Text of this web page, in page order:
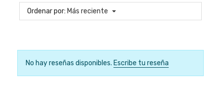
Ordenar por: Más reciente
No hay reseñas disponibles. Escribe tu reseña